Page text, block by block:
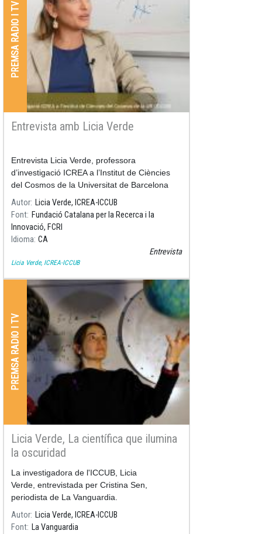
PREMSA RADIO I TV
Entrevista amb Licia Verde
Entrevista Licia Verde, professora
d’investigació ICREA a l’Institut de Ciències
del Cosmos de la Universitat de Barcelona
(ICCUB). Premi Nacional de Recerca 2018.
Autor Licia Verde, ICREA-ICCUB
Font Fundació Catalana per la Recerca i la
Innovació, FCRI
Idioma CA
Entrevista
Licia Verde, ICREA-ICCUB
PREMSA RADIO I TV
Licia Verde, La científica que ilumina
la oscuridad
La investigadora de l'ICCUB, Licia
Verde, entrevistada per Cristina Sen,
periodista de La Vanguardia.
Autor Licia Verde, ICREA-ICCUB
Font La Vanguardia